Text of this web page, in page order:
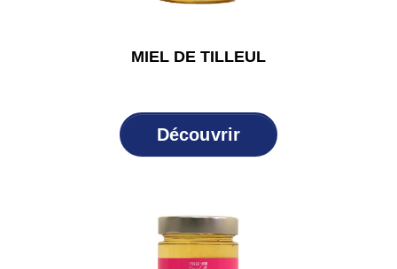
MIEL DE TILLEUL
Découvrir